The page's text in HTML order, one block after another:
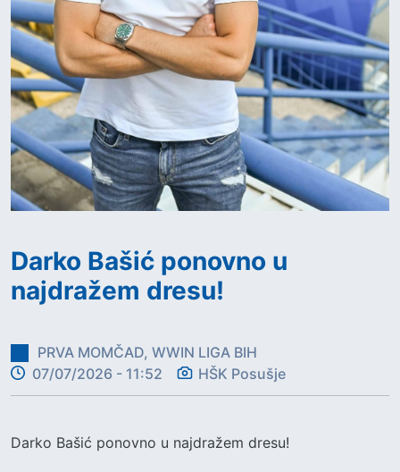
Darko Bašić ponovno u
najdražem dresu!
PRVA MOMČAD, WWIN LIGA BIH
07/07/2026 - 11:52
HŠK Posušje
Darko Bašić ponovno u najdražem dresu!